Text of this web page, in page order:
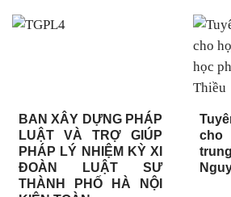
BAN XÂY DỰNG PHÁP
LUẬT VÀ TRỢ GIÚP
PHÁP LÝ NHIỆM KỲ XI
ĐOÀN LUẬT SƯ
THÀNH PHỐ HÀ NỘI
cho